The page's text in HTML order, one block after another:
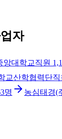
자
앙대학교직원
교산학협력단직
명 농심태경(